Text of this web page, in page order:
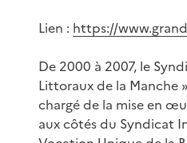
Lien : https://
De 2000 à 2007, le
Littoraux de la Manche »
chargé de la mise en
aux côtés du Syndicat